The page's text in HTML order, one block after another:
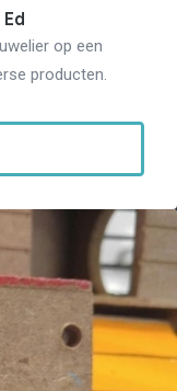
op een
producten.